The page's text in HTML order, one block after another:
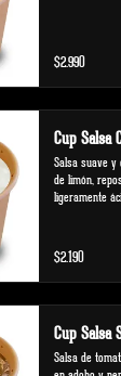
$2.990
Cup Salsa
Salsa suave y
de limón,
ligeramente
$2.190
Cup Salsa
Salsa de